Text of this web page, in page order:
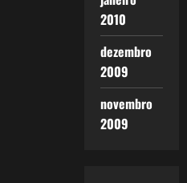
2010
dezembro
2009
novembro
2009